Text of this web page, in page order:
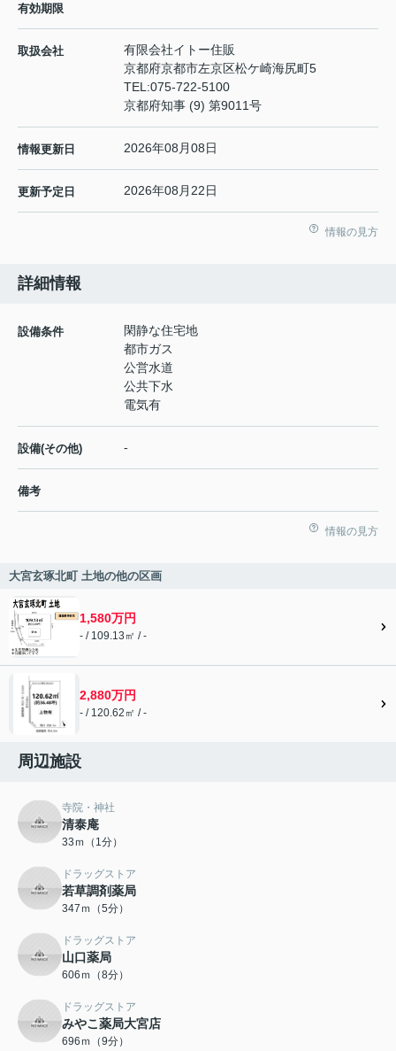
有効期限
取扱会社
有限会社イトー住販
京都府京都市左京区松ケ崎海尻町5
TEL:075-722-5100
京都府知事 (9) 第9011号
情報更新日 2026年08月08日
更新予定日 2026年08月22日
情報の見方
詳細情報
設備条件
閑静な住宅地
都市ガス
公営水道
公共下水
電気有
設備(その他) -
備考
情報の見方
大宮玄琢北町 土地の他の区画
1,580万円
- / 109.13㎡ / -
2,880万円
- / 120.62㎡ / -
周辺施設
寺院・神社
清泰庵
33ｍ（1分）
ドラッグストア
若草調剤薬局
347ｍ（5分）
ドラッグストア
山口薬局
606ｍ（8分）
ドラッグストア
みやこ薬局大宮店
696ｍ（9分）